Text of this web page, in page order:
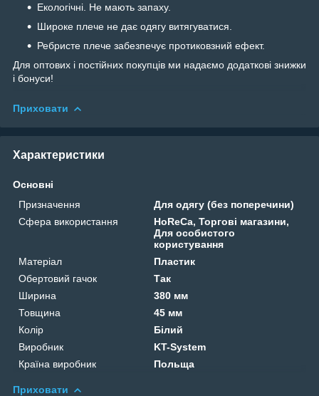
Екологічні. Не мають запаху.
Широке плече не дає одягу витягуватися.
Ребристе плече забезпечує протиковзний ефект.
Для оптових і постійних покупців ми надаємо додаткові знижки
і бонуси!
Приховати
Характеристики
Основні
Призначення
Для одягу (без поперечини)
Сфера використання
HoReCa, Торгові магазини,
Для особистого
користування
Матеріал
Пластик
Обертовий гачок
Так
Ширина
380 мм
Товщина
45 мм
Колір
Білий
Виробник
KT-System
Країна виробник
Польща
Приховати